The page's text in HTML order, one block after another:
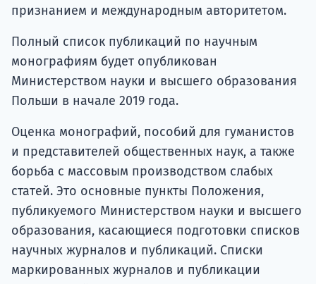
признанием и международным авторитетом.
Полный список публикаций по научным
монографиям будет опубликован
Министерством науки и высшего образования
Польши в начале 2019 года.
Оценка монографий, пособий для гуманистов
и представителей общественных наук, а также
борьба с массовым производством слабых
статей. Это основные пункты Положения,
публикуемого Министерством науки и высшего
образования, касающиеся подготовки списков
научных журналов и публикаций. Списки
маркированных журналов и публикации